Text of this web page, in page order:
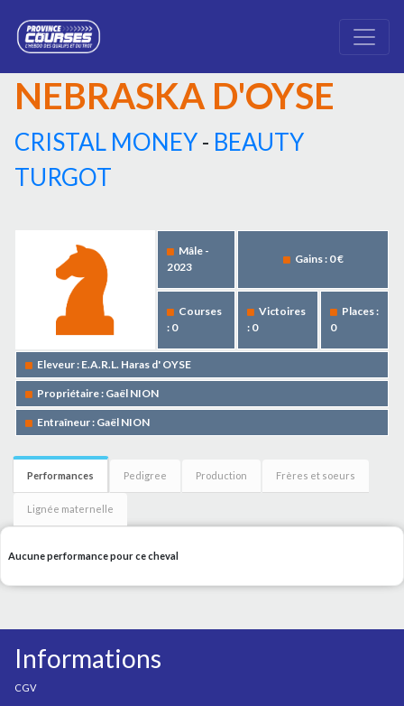
NEBRASKA D'OYSE
CRISTAL MONEY- BEAUTY
TURGOT
Mâle -
2023
Gains : 0 €
Courses
: 0
Victoires
: 0
Places :
0
Eleveur : E.A.R.L. Haras d' OYSE
Propriétaire : Gaël NION
Entraîneur : Gaël NION
Performances Pedigree Production Frères et soeurs
Lignée maternelle
Aucune performance pour ce cheval
Informations
CGV